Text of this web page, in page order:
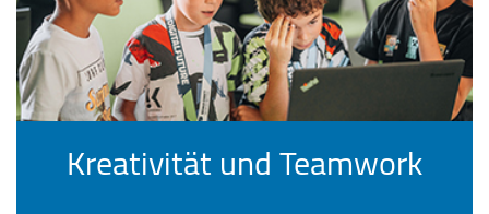
Kreativität und Teamwork